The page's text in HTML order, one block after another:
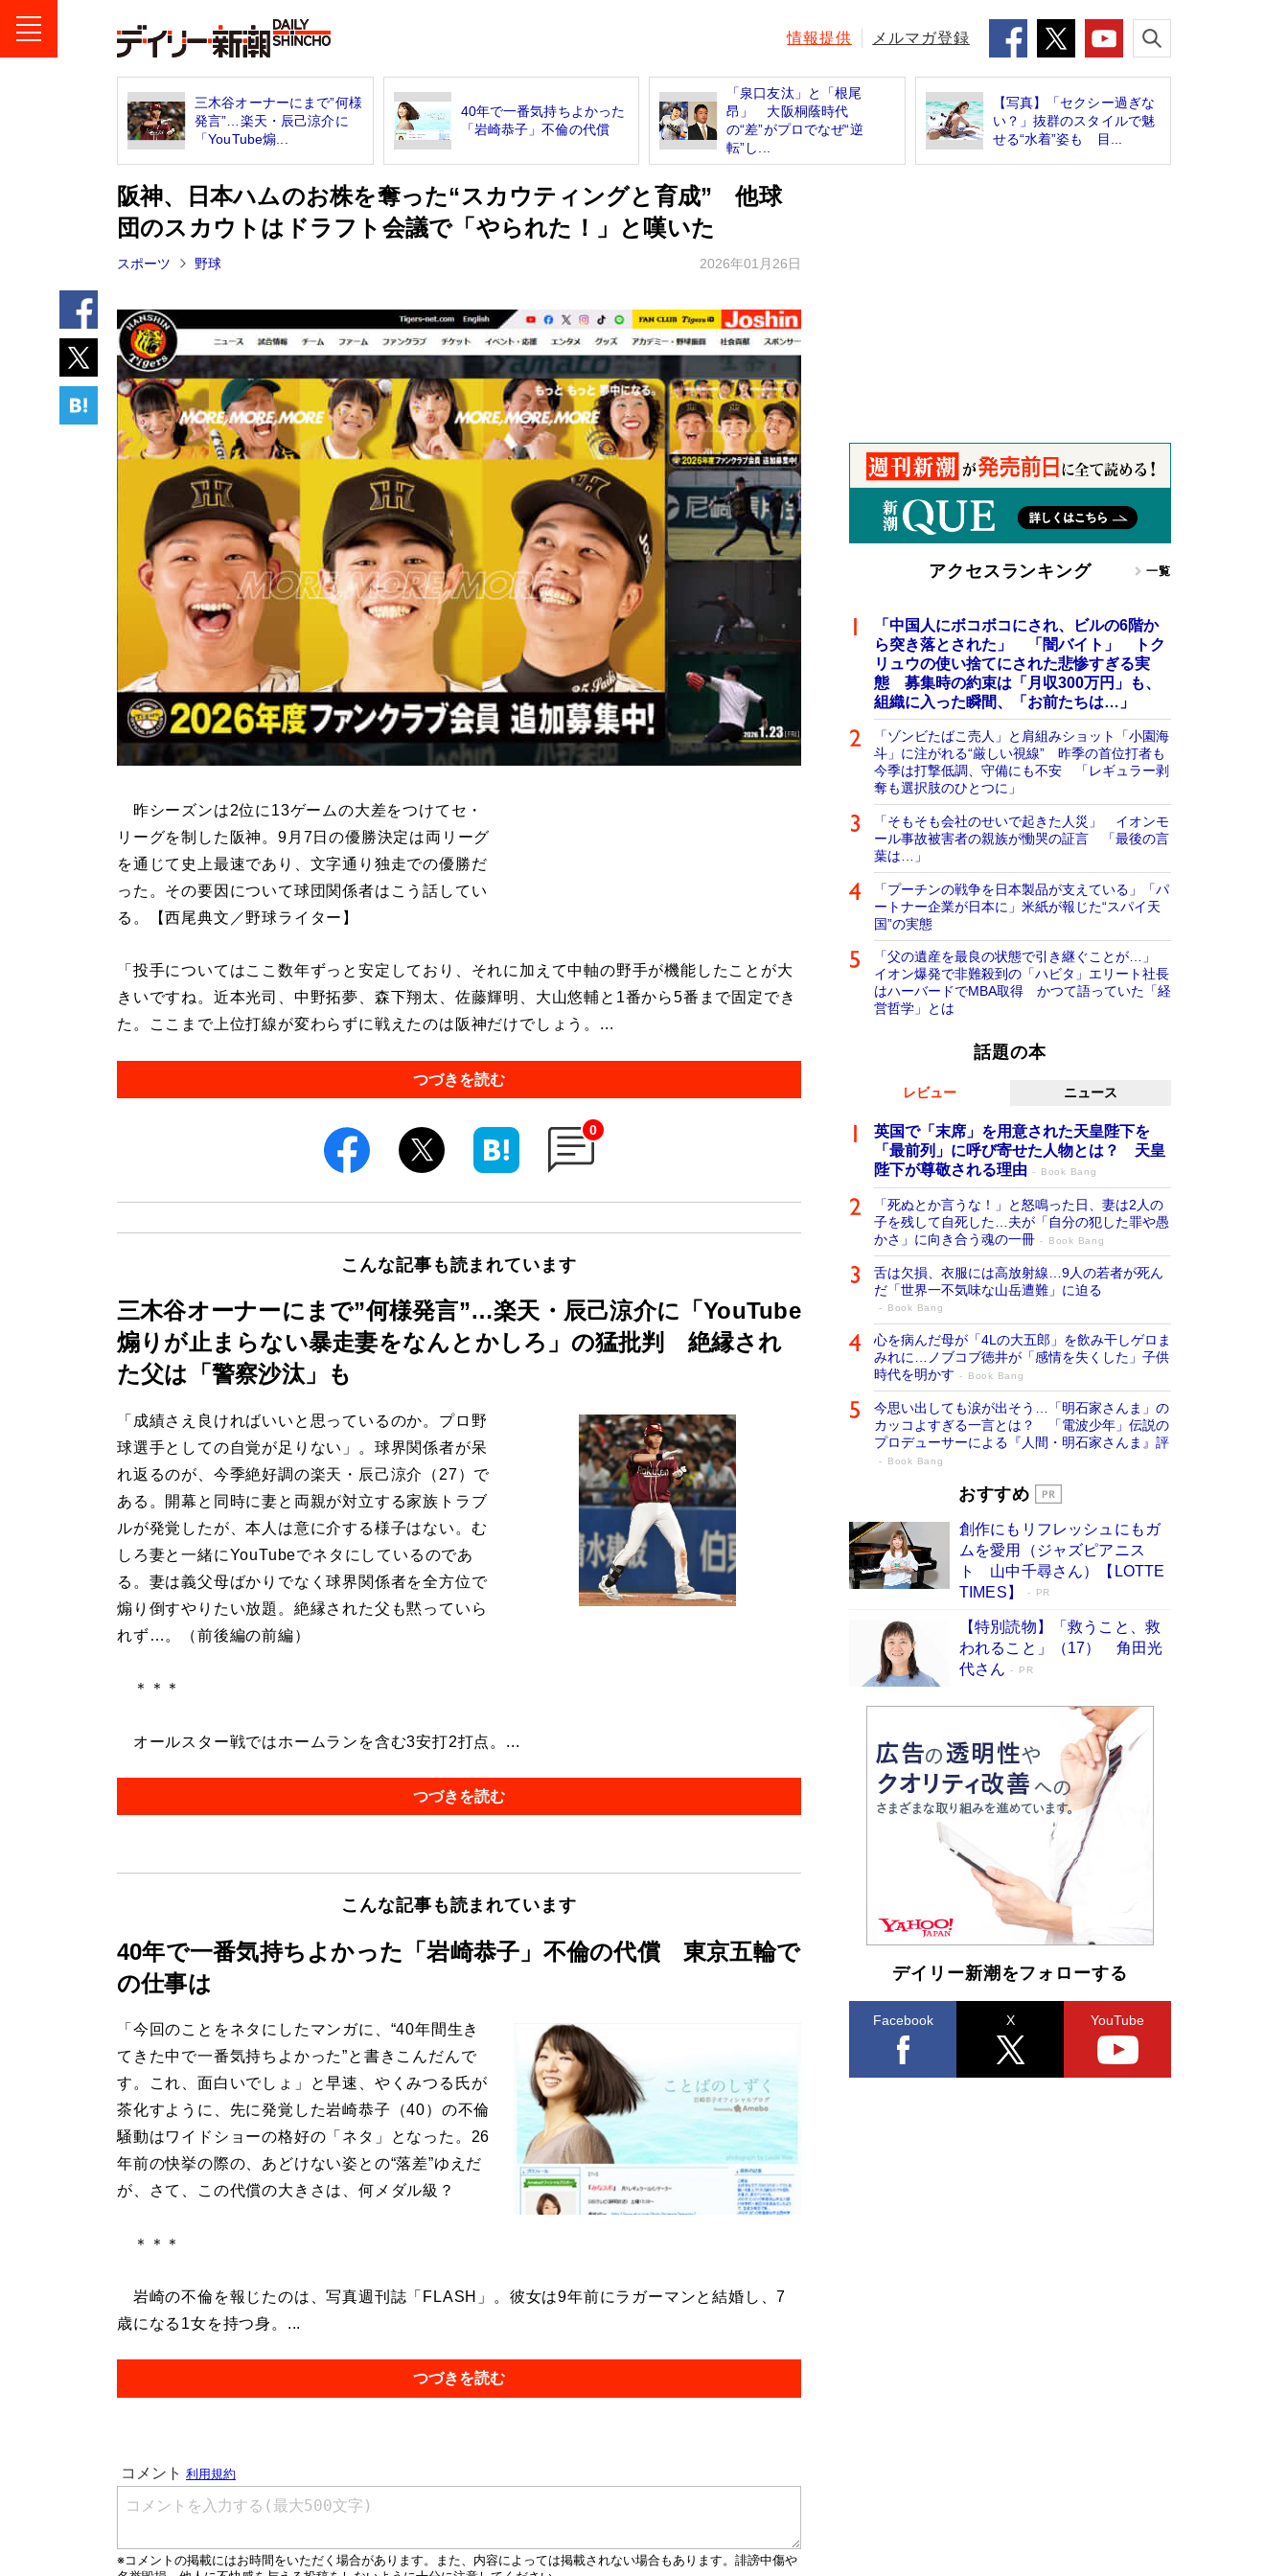
情報提供 メルマガ登録
三木谷オーナーにまで”何様
発言”…楽天・辰己涼介に
「YouTube煽...
40年で一番気持ちよかった
「岩崎恭子」不倫の代償
「泉口友汰」と「根尾
昂」 大阪桐蔭時代
の“差”がプロでなぜ“逆
転”し...
【写真】「セクシー過ぎな
い？」抜群のスタイルで魅
せる“水着”姿も 目...
阪神、日本ハムのお株を奪った“スカウティングと育成” 他球
団のスカウトはドラフト会議で「やられた！」と嘆いた
スポーツ 野球 2026年01月26日
昨シーズンは2位に13ゲームの大差をつけてセ・
リーグを制した阪神。9月7日の優勝決定は両リーグ
を通じて史上最速であり、文字通り独走での優勝だ
った。その要因について球団関係者はこう話してい
る。【西尾典文／野球ライター】
「投手についてはここ数年ずっと安定しており、それに加えて中軸の野手が機能したことが大
きいですね。近本光司、中野拓夢、森下翔太、佐藤輝明、大山悠輔と1番から5番まで固定でき
た。ここまで上位打線が変わらずに戦えたのは阪神だけでしょう。...
つづきを読む
0
こんな記事も読まれています
三木谷オーナーにまで”何様発言”…楽天・辰己涼介に「YouTube
煽りが止まらない暴走妻をなんとかしろ」の猛批判 絶縁され
た父は「警察沙汰」も
「成績さえ良ければいいと思っているのか。プロ野
球選手としての自覚が足りない」。球界関係者が呆
れ返るのが、今季絶好調の楽天・辰己涼介（27）で
ある。開幕と同時に妻と両親が対立する家族トラブ
ルが発覚したが、本人は意に介する様子はない。む
しろ妻と一緒にYouTubeでネタにしているのであ
る。妻は義父母ばかりでなく球界関係者を全方位で
煽り倒すやりたい放題。絶縁された父も黙っていら
れず…。（前後編の前編）
＊＊＊
オールスター戦ではホームランを含む3安打2打点。...
つづきを読む
こんな記事も読まれています
40年で一番気持ちよかった「岩崎恭子」不倫の代償 東京五輪で
の仕事は
「今回のことをネタにしたマンガに、“40年間生き
てきた中で一番気持ちよかった”と書きこんだんで
す。これ、面白いでしょ」と早速、やくみつる氏が
茶化すように、先に発覚した岩崎恭子（40）の不倫
騒動はワイドショーの格好の「ネタ」となった。26
年前の快挙の際の、あどけない姿との“落差”ゆえだ
が、さて、この代償の大きさは、何メダル級？
＊＊＊
岩崎の不倫を報じたのは、写真週刊誌「FLASH」。彼女は9年前にラガーマンと結婚し、7
歳になる1女を持つ身。...
つづきを読む
アクセスランキング 一覧
「中国人にボコボコにされ、ビルの6階か
ら突き落とされた」 「闇バイト」 トク
リュウの使い捨てにされた悲惨すぎる実
態 募集時の約束は「月収300万円」も、
組織に入った瞬間、「お前たちは…」
「ゾンビたばこ売人」と肩組みショット「小園海
斗」に注がれる“厳しい視線” 昨季の首位打者も
今季は打撃低調、守備にも不安 「レギュラー剥
奪も選択肢のひとつに」
「そもそも会社のせいで起きた人災」 イオンモ
ール事故被害者の親族が慟哭の証言 「最後の言
葉は…」
「プーチンの戦争を日本製品が支えている」「パ
ートナー企業が日本に」米紙が報じた“スパイ天
国”の実態
「父の遺産を最良の状態で引き継ぐことが…」
イオン爆発で非難殺到の「ハビタ」エリート社長
はハーバードでMBA取得 かつて語っていた「経
営哲学」とは
話題の本
レビュー ニュース
英国で「末席」を用意された天皇陛下を
「最前列」に呼び寄せた人物とは？ 天皇
陛下が尊敬される理由
Book Bang
「死ぬとか言うな！」と怒鳴った日、妻は2人の
子を残して自死した…夫が「自分の犯した罪や愚
かさ」に向き合う魂の一冊
Book Bang
舌は欠損、衣服には高放射線…9人の若者が死ん
だ「世界一不気味な山岳遭難」に迫る
Book Bang
心を病んだ母が「4Lの大五郎」を飲み干しゲロま
みれに…ノブコブ徳井が「感情を失くした」子供
時代を明かす
Book Bang
今思い出しても涙が出そう…「明石家さんま」の
カッコよすぎる一言とは？ 「電波少年」伝説の
プロデューサーによる『人間・明石家さんま』評
Book Bang
「『火垂るの墓』は、大嘘である」原作者
は描きたくない」監督が徹底的にこだわっ
たこと（後編） #戦争の記憶
Book Bang
「叱って伸びるやつは、褒めたらもっと伸びる」
俳優・高嶋政伸が家族に教わった“人を育てるコ
ツ”…芸への考え方を明かす
Book Bang
美輪明宏 晩年の回答を集めた『ほほえんで生き
るための人生相談』がランクイン［エンターテイ
メントベストセラー］
「宇宙兄弟」最終46巻がベストセラー1位 宇宙
開発への関心を押し上げた18年の物語に幕 特装
版には「宇宙で描かれたマンガ」も収録
Book Bang
友近氏、絶賛！ 鎌倉を舞台に、孤独を抱えた
人々が新たな一歩を踏み出す連作短篇集『海のほ
とりのプラネット』試し読み
Book Bang
おすすめ
創作にもリフレッシュにもガ
ムを愛用（ジャズピアニス
ト 山中千尋さん）【LOTTE
TIMES】
PR
【特別読物】「救うこと、救
われること」（17） 角田光
代さん
PR
デイリー新潮をフォローする
Facebook X YouTube